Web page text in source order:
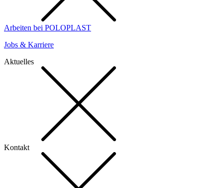
Arbeiten bei POLOPLAST
Jobs & Karriere
Aktuelles
Kontakt